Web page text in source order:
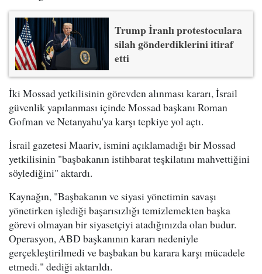
Trump İranlı protestoculara
silah gönderdiklerini itiraf
etti
İki Mossad yetkilisinin görevden alınması kararı, İsrail
güvenlik yapılanması içinde Mossad başkanı Roman
Gofman ve Netanyahu'ya karşı tepkiye yol açtı.
İsrail gazetesi Maariv, ismini açıklamadığı bir Mossad
yetkilisinin "başbakanın istihbarat teşkilatını mahvettiğini
söylediğini" aktardı.
Kaynağın, "Başbakanın ve siyasi yönetimin savaşı
yönetirken işlediği başarısızlığı temizlemekten başka
görevi olmayan bir siyasetçiyi atadığınızda olan budur.
Operasyon, ABD başkanının kararı nedeniyle
gerçekleştirilmedi ve başbakan bu karara karşı mücadele
etmedi." dediği aktarıldı.